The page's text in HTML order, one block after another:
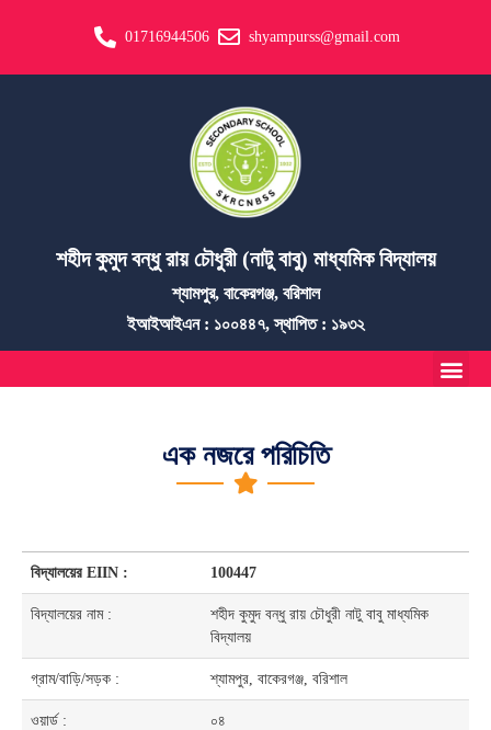
01716944506 shyampurss@gmail.com
শহীদ কুমুদ বন্ধু রায় চৌধুরী (নাটু বাবু) মাধ্যমিক বিদ্যালয়
শ্যামপুর, বাকেরগঞ্জ, বরিশাল
ইআইআইএন : ১০০৪৪৭, স্থাপিত : ১৯৩২
এক নজরে পরিচিতি
বিদ্যালয়ের EIIN : 100447
বিদ্যালয়ের নাম :
শহীদ কুমুদ বন্ধু রায় চৌধুরী নাটু বাবু মাধ্যমিক
বিদ্যালয়
গ্রাম/বাড়ি/সড়ক : শ্যামপুর, বাকেরগঞ্জ, বরিশাল
ওয়ার্ড : ০৪